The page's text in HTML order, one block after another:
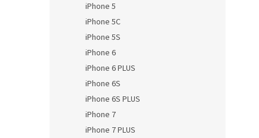
iPhone 5
iPhone 5C
iPhone 5S
iPhone 6
iPhone 6 PLUS
iPhone 6S
iPhone 6S PLUS
iPhone 7
iPhone 7 PLUS